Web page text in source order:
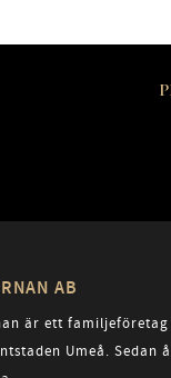
AB
är ett familjeföretag
Umeå. Sedan